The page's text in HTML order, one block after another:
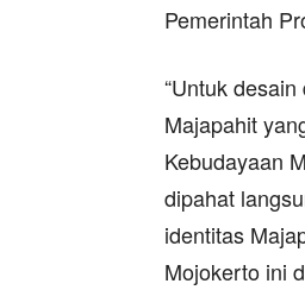
Pemerintah
“Untuk
Majapahit
Kebudayaan
dipahat
identitas
Mojokerto ini